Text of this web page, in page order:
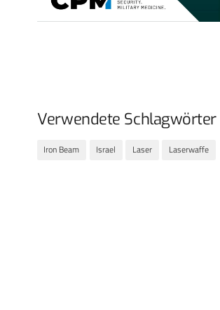
Verwendete Schlagwörter
Iron Beam Israel Laser Laserwaffe